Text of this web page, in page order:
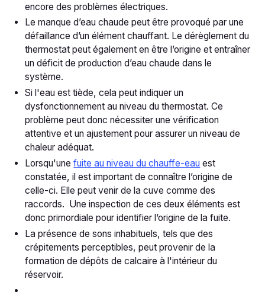
encore des problèmes électriques.
Le manque d’eau chaude peut être provoqué par une
défaillance d’un élément chauffant. Le dérèglement du
thermostat peut également en être l’origine et entraîner
un déficit de production d’eau chaude dans le
système.
Si l'eau est tiède, cela peut indiquer un
dysfonctionnement au niveau du thermostat. Ce
problème peut donc nécessiter une vérification
attentive et un ajustement pour assurer un niveau de
chaleur adéquat.
Lorsqu'unefuite au niveau du chauffe-eau est
constatée, il est important de connaître l’origine de
celle-ci. Elle peut venir de la cuve comme des
raccords. Une inspection de ces deux éléments est
donc primordiale pour identifier l’origine de la fuite.
La présence de sons inhabituels, tels que des
crépitements perceptibles, peut provenir de la
formation de dépôts de calcaire à l'intérieur du
réservoir.